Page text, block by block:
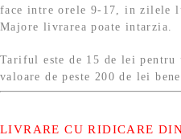
face intre orele 9-17, in zilele
Majore livrarea poate intarzia.
Tariful este de 15 de lei pentru
valoare de peste 200 de lei
LIVRARE CU RIDICARE